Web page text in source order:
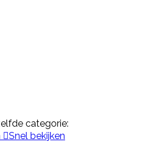
categorie:
Snel bekijken